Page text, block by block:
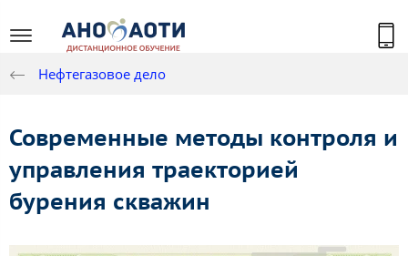
Нефтегазовое дело
Современные методы контроля и
управления траекторией
бурения скважин